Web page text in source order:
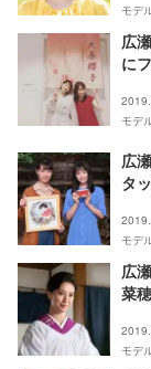
モデ
広
に
モデ
広
タ
モデ
広
菜
モデ